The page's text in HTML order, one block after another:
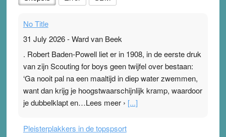
No Title
31 July 2026-Ward van Beek
. Robert Baden-Powell liet er in 1908, in de eerste druk
van zijn Scouting for boys geen twijfel over bestaan:
‘Ga nooit pal na een maaltijd in diep water zwemmen,
want dan krijg je hoogstwaarschijnlijk kramp, waardoor
je dubbelklapt en…Lees meer › [...]
Pleisterplakkers in de topspsort